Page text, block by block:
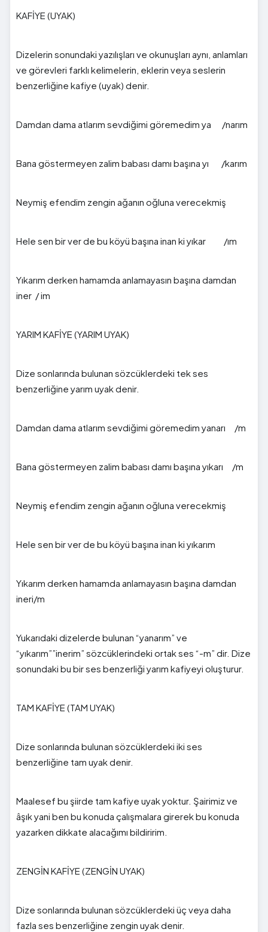
KAFİYE (UYAK)
Dizelerin sonundaki yazılışları ve okunuşları aynı, anlamları
ve görevleri farklı kelimelerin, eklerin veya seslerin
benzerliğine kafiye (uyak) denir.
Damdan dama atlarım sevdiğimi göremedim ya /narım
Bana göstermeyen zalim babası damı başına yı /karım
Neymiş efendim zengin ağanın oğluna verecekmiş
Hele sen bir ver de bu köyü başına inan ki yıkar /ım
Yıkarım derken hamamda anlamayasın başına damdan
iner / im
YARIM KAFİYE (YARIM UYAK)
Dize sonlarında bulunan sözcüklerdeki tek ses
benzerliğine yarım uyak denir.
Damdan dama atlarım sevdiğimi göremedim yanarı /m
Bana göstermeyen zalim babası damı başına yıkarı /m
Neymiş efendim zengin ağanın oğluna verecekmiş
Hele sen bir ver de bu köyü başına inan ki yıkarım
Yıkarım derken hamamda anlamayasın başına damdan
ineri/m
Yukarıdaki dizelerde bulunan “yanarım” ve
“yıkarım””inerim” sözcüklerindeki ortak ses “-m” dir. Dize
sonundaki bu bir ses benzerliği yarım kafiyeyi oluşturur.
TAM KAFİYE (TAM UYAK)
Dize sonlarında bulunan sözcüklerdeki iki ses
benzerliğine tam uyak denir.
Maalesef bu şiirde tam kafiye uyak yoktur. Şairimiz ve
âşık yani ben bu konuda çalışmalara girerek bu konuda
yazarken dikkate alacağımı bildiririm.
ZENGİN KAFİYE (ZENGİN UYAK)
Dize sonlarında bulunan sözcüklerdeki üç veya daha
fazla ses benzerliğine zengin uyak denir.